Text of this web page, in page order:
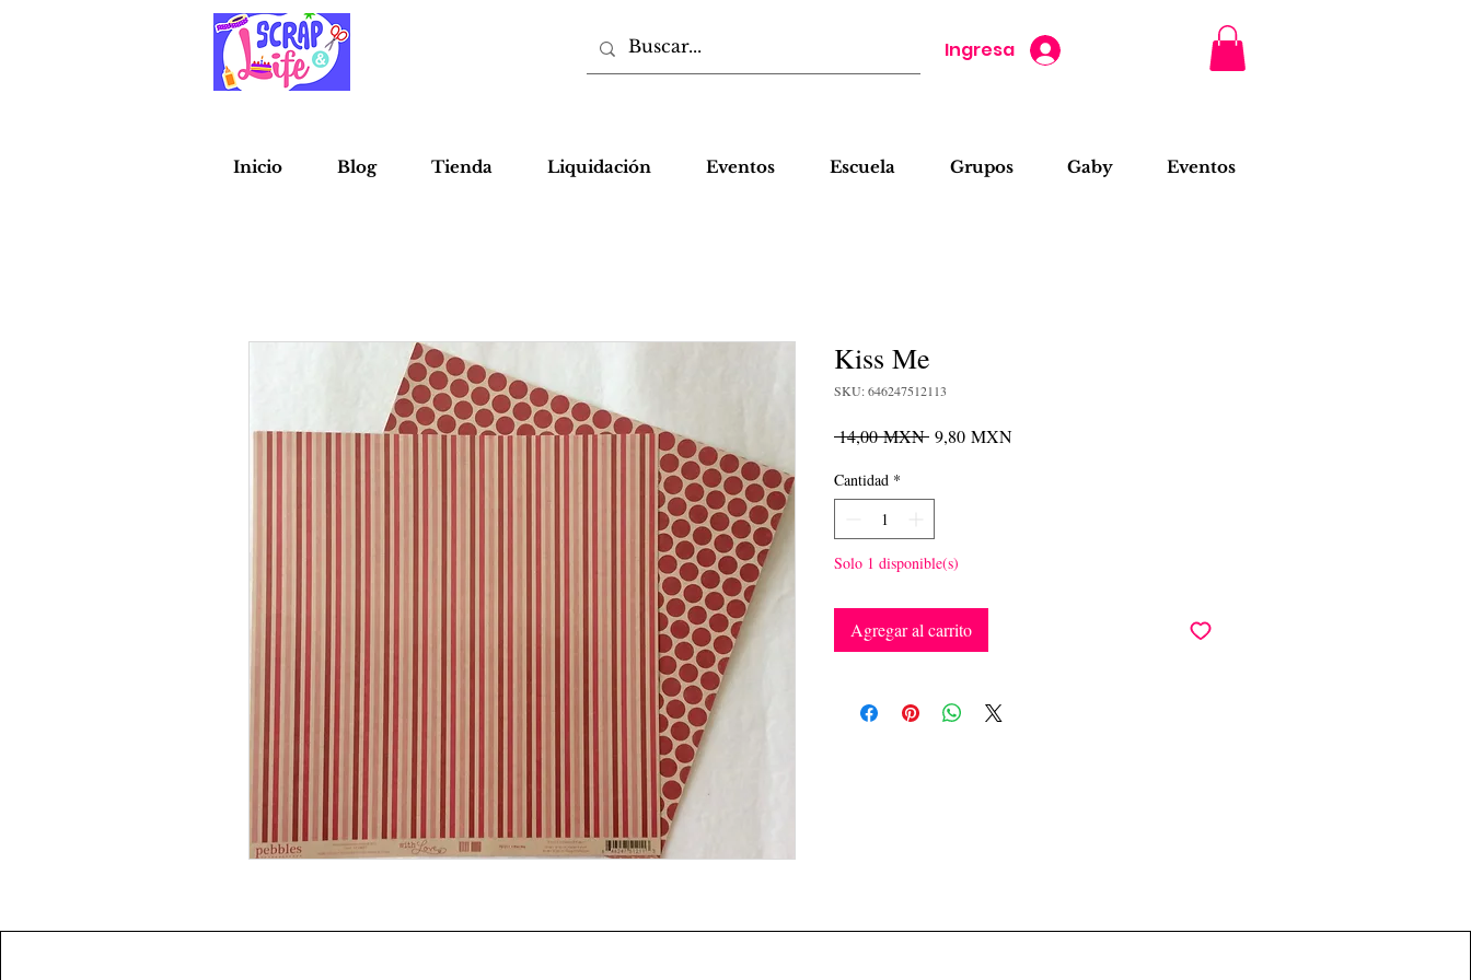
Ingresa
Inicio Blog Tienda Liquidación Eventos Escuela Grupos Gaby Eventos
Kiss Me
SKU: 646247512113
14,00 MXN Precio
9,80 MXNPrecio
Cantidad *
Solo 1 disponible(s)
Agregar al carrito